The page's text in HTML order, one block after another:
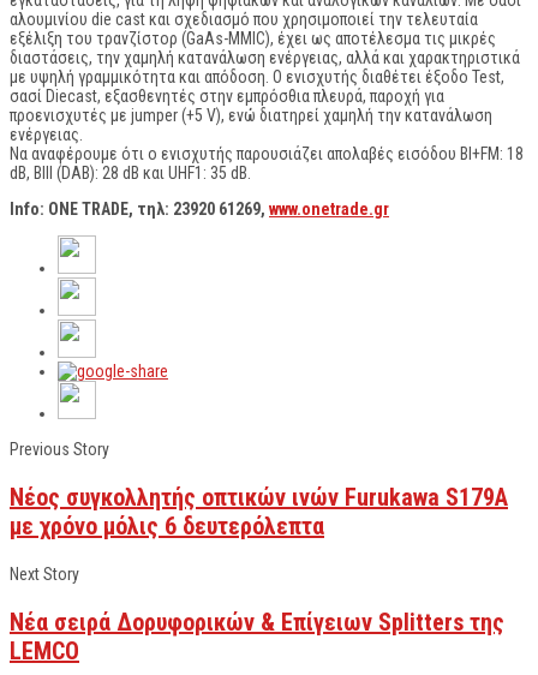
αλουμινίου die cast και σχεδιασμό που χρησιμοποιεί την τελευταία
εξέλιξη του τρανζίστορ (GaAs-MMIC), έχει ως αποτέλεσμα τις μικρές
διαστάσεις, την χαμηλή κατανάλωση ενέργειας, αλλά και χαρακτηριστικά
με υψηλή γραμμικότητα και απόδοση. Ο ενισχυτής διαθέτει έξοδο Test,
σασί Diecast, εξασθενητές στην εμπρόσθια πλευρά, παροχή για
προενισχυτές με jumper (+5 V), ενώ διατηρεί χαμηλή την κατανάλωση
ενέργειας.
Να αναφέρουμε ότι ο ενισχυτής παρουσιάζει απολαβές εισόδου BI+FM: 18
dB, BIII (DAB): 28 dB και UHF1: 35 dB.
Info: ONE TRADE, τηλ: 23920 61269, www.onetrade.gr
Previous Story
Νέος συγκολλητής οπτικών ινών Furukawa S179A
με χρόνο μόλις 6 δευτερόλεπτα
Next Story
Νέα σειρά Δορυφορικών & Επίγειων Splitters της
LEMCO